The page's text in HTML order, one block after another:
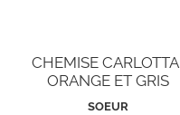
CHEMISE CARLOTTA |
ORANGE ET GRIS
SOEUR